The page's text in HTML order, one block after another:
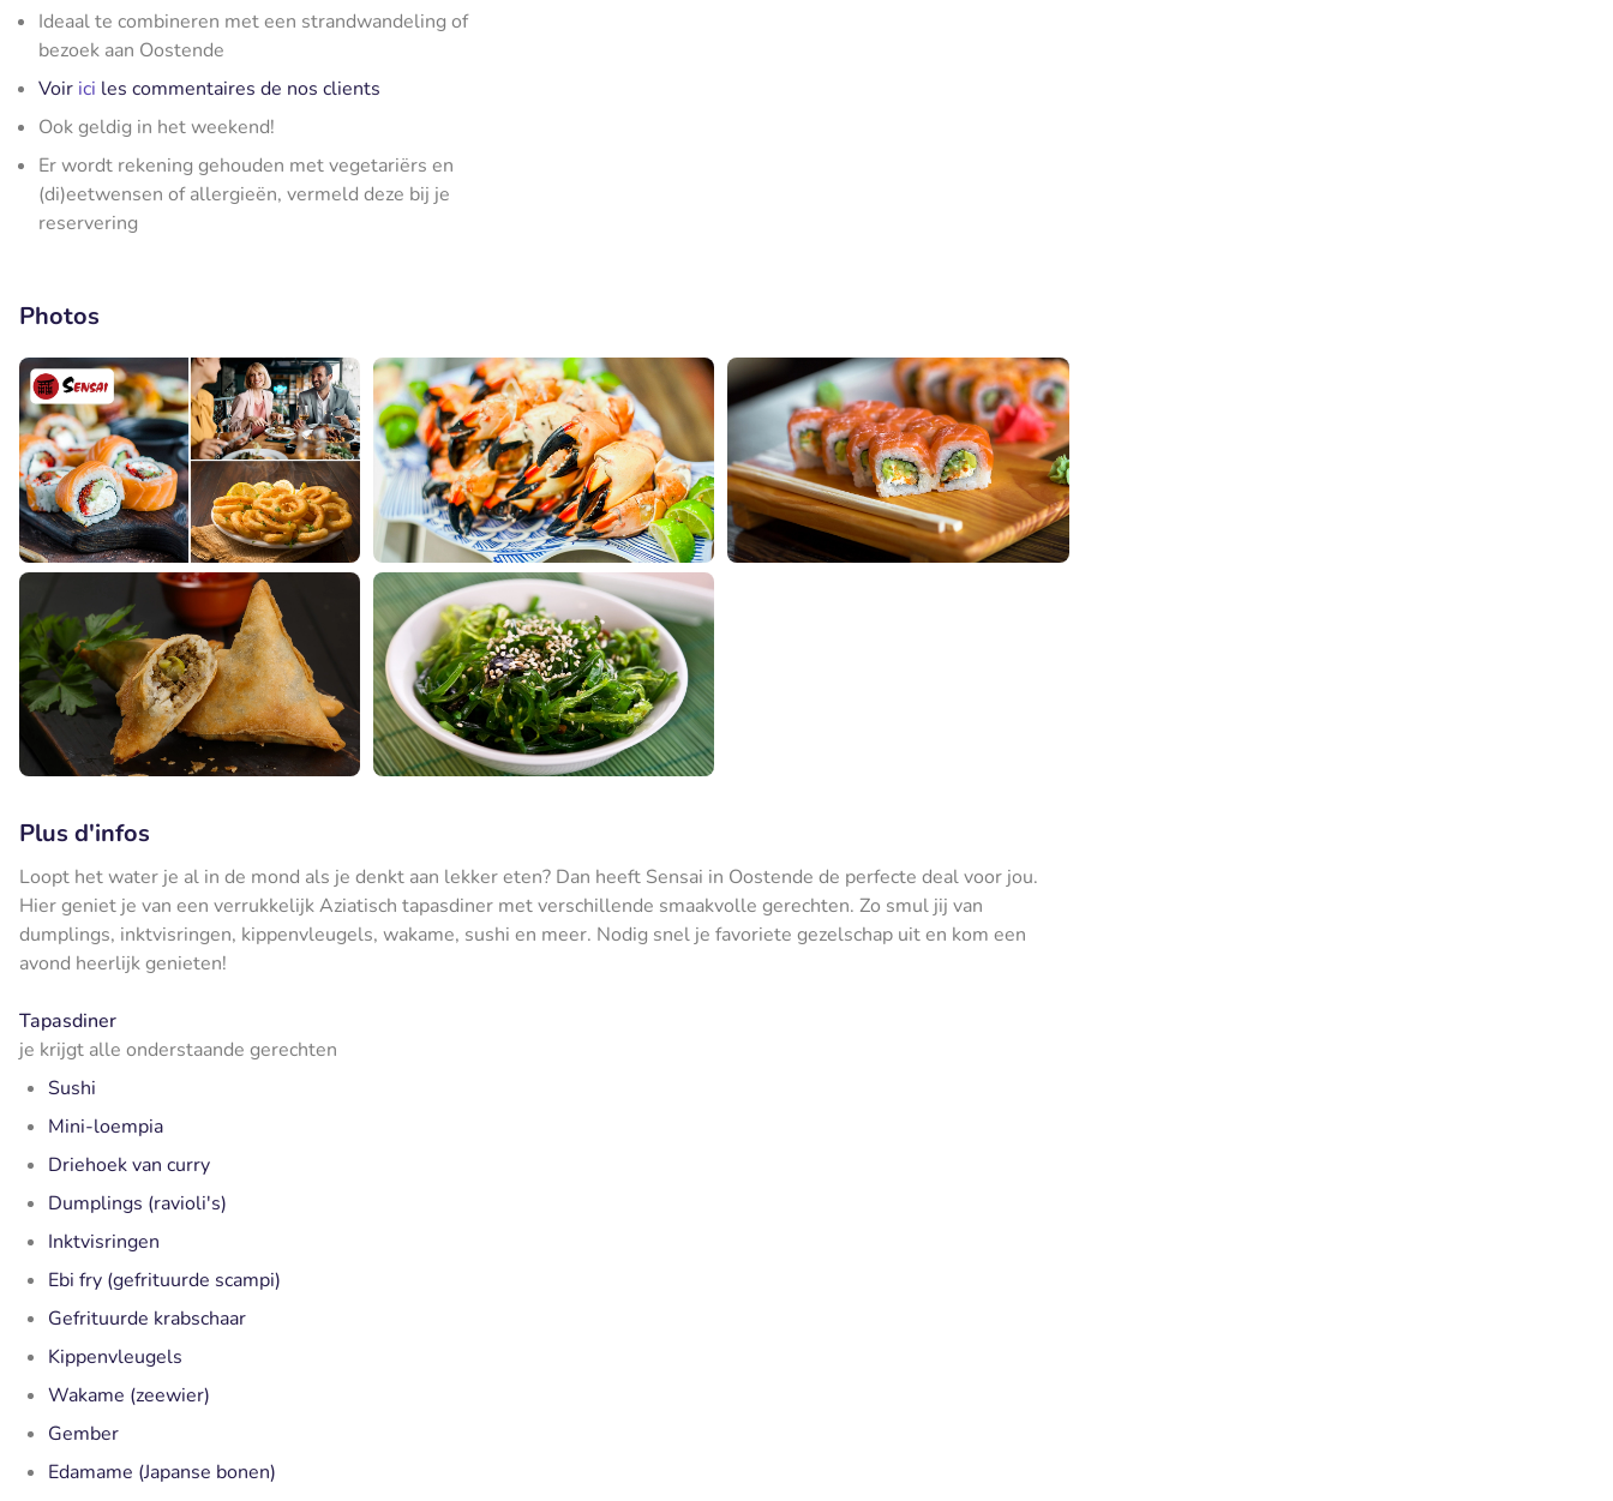
Ideaal te combineren met een strandwandeling of
bezoek aan Oostende
Voir ici les commentaires de nos clients
Ook geldig in het weekend!
Er wordt rekening gehouden met vegetariërs en
(di)eetwensen of allergieën, vermeld deze bij je
reservering
Photos
Plus d'infos
Loopt het water je al in de mond als je denkt aan lekker eten? Dan heeft Sensai in Oostende de perfecte deal voor jou.
Hier geniet je van een verrukkelijk Aziatisch tapasdiner met verschillende smaakvolle gerechten. Zo smul jij van
dumplings, inktvisringen, kippenvleugels, wakame, sushi en meer. Nodig snel je favoriete gezelschap uit en kom een
avond heerlijk genieten!
Tapasdiner
je krijgt alle onderstaande gerechten
Sushi
Mini-loempia
Driehoek van curry
Dumplings (ravioli's)
Inktvisringen
Ebi fry (gefrituurde scampi)
Gefrituurde krabschaar
Kippenvleugels
Wakame (zeewier)
Gember
Edamame (Japanse bonen)